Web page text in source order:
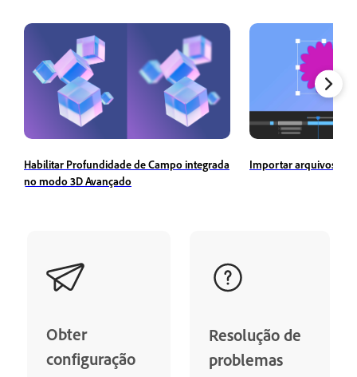
Habilitar Profundidade de Campo integrada
no modo 3D Avançado
Importar arquivos SVG
Obter
configuração
Resolução de
problemas